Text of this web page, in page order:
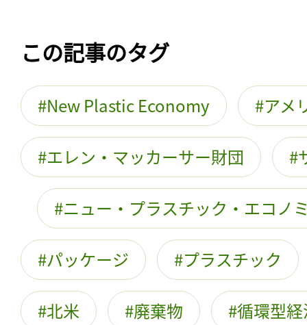
この記事のタグ
New Plastic Economy アメ
エレン・マッカーサー財団
ニュー・プラスチック・エコノ
パッケージ プラスチック
北米 廃棄物 循環型